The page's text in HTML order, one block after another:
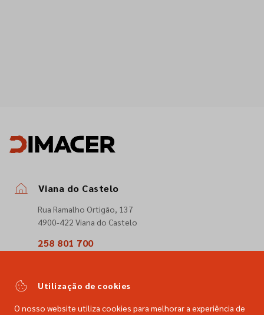
Viana do Castelo
Rua Ramalho Ortigão, 137
4900-422 Viana do Castelo
258 801 700
comercial@dimacer.com
Utilização de cookies
O nosso website utiliza cookies para melhorar a experiência de